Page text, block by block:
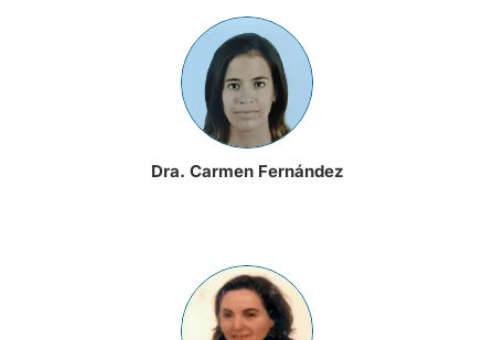
Dra. Carmen Fernández